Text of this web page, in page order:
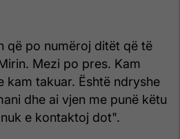
që po numëroj ditët që të
Mezi po pres. Kam
kam takuar. Është ndryshe
dhe ai vjen me punë këtu
e kontaktoj dot".